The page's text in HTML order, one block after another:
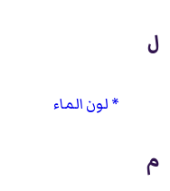
ل
لون الماء
م